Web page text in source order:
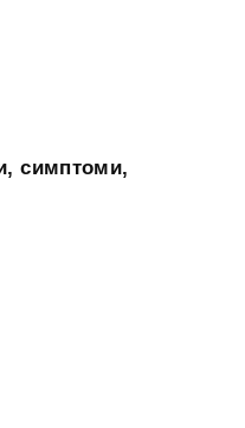
симптоми,